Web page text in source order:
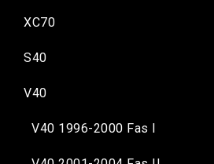
XC70
S40
V40
V40 1996-2000 Fas I